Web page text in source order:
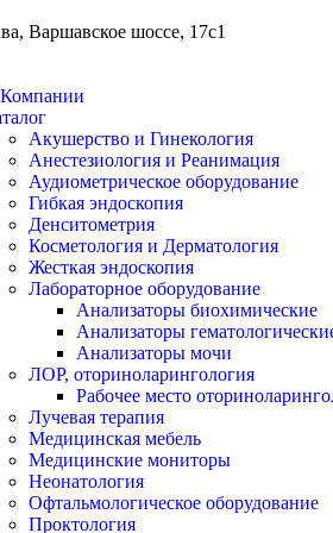
Варшавское шоссе, 17с1
Акушерство и Гинекология
Анестезиология и Реанимация
Аудиометрическое оборудование
Гибкая эндоскопия
Денситометрия
Косметология и Дерматология
Жесткая эндоскопия
Лабораторное оборудование
Анализаторы биохимические
Анализаторы
Анализаторы мочи
ЛОР, оториноларингология
Рабочее место
Лучевая терапия
Медицинская мебель
Медицинские мониторы
Неонатология
Офтальмологическое оборудование
Проктология